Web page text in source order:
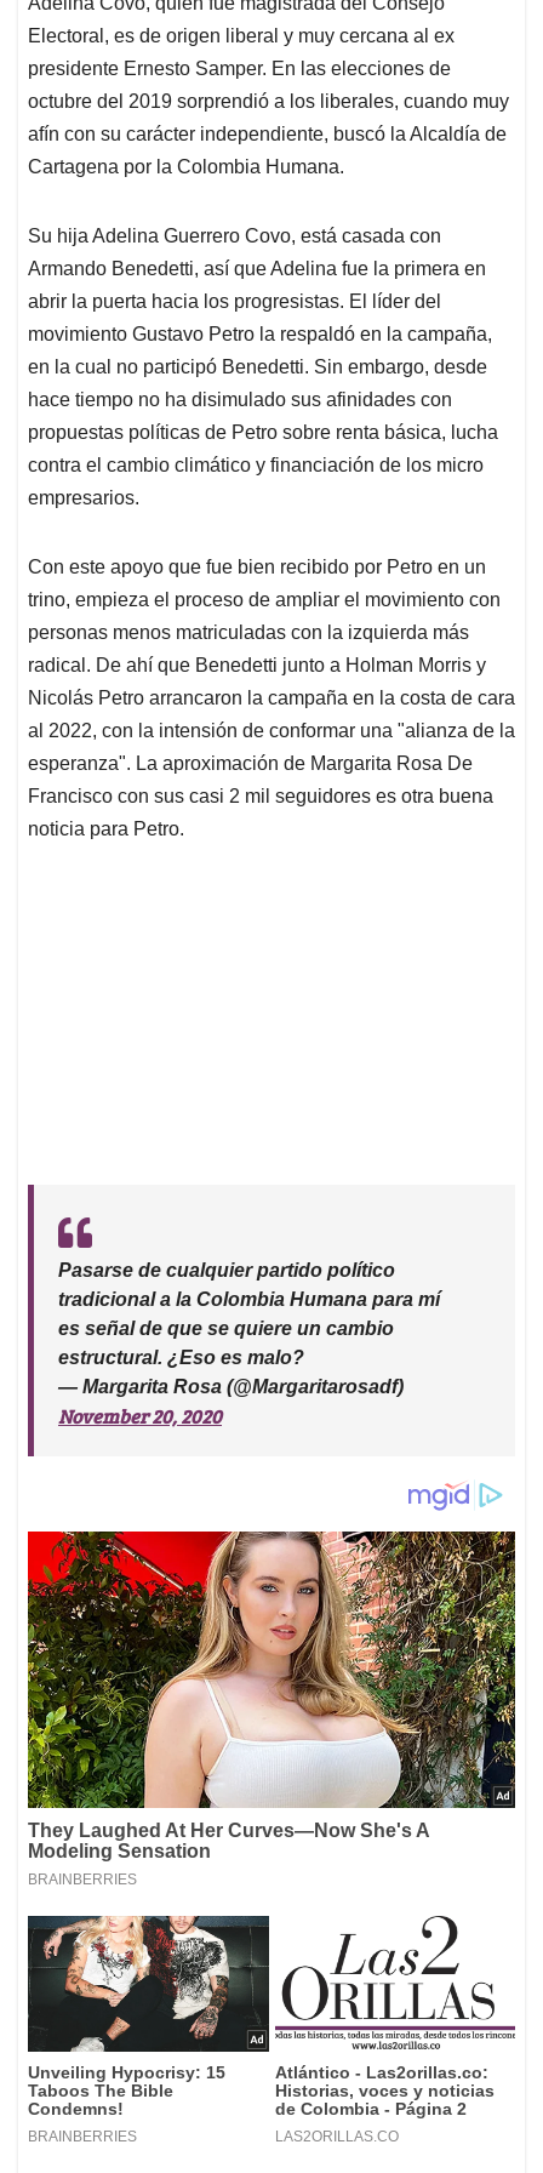
s
A
p
p
b
o
o
k
e
d
I
n
l
a
d
s
Electoral, es de origen liberal y muy cercana al ex
presidente Ernesto Samper. En las elecciones de
octubre del 2019 sorprendió a los liberales, cuando muy
afín con su carácter independiente, buscó la Alcaldía de
Cartagena por la Colombia Humana.
Su hija Adelina Guerrero Covo, está casada con
Armando Benedetti, así que Adelina fue la primera en
abrir la puerta hacia los progresistas. El líder del
movimiento Gustavo Petro la respaldó en la campaña,
en la cual no participó Benedetti. Sin embargo, desde
hace tiempo no ha disimulado sus afinidades con
propuestas políticas de Petro sobre renta básica, lucha
contra el cambio climático y financiación de los micro
empresarios.
Con este apoyo que fue bien recibido por Petro en un
trino, empieza el proceso de ampliar el movimiento con
personas menos matriculadas con la izquierda más
radical. De ahí que Benedetti junto a Holman Morris y
Nicolás Petro arrancaron la campaña en la costa de cara
al 2022, con la intensión de conformar una "alianza de la
esperanza". La aproximación de Margarita Rosa De
Francisco con sus casi 2 mil seguidores es otra buena
noticia para Petro.
Pasarse de cualquier partido político
tradicional a la Colombia Humana para mí
es señal de que se quiere un cambio
estructural. ¿Eso es malo?
— Margarita Rosa (@Margaritarosadf)
November 20, 2020